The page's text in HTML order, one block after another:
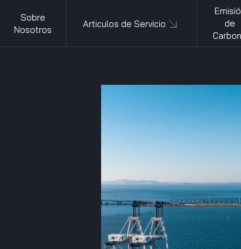
Sobre
Nosotros
Articulos de Servicio
de